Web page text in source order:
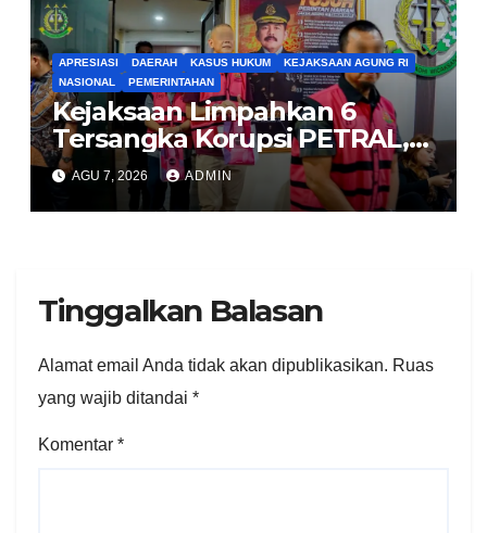
APRESIASI DAERAH KASUS HUKUM
KEJAKSAAN AGUNG RI
NASIONAL
PEMERINTAHAN
Kejaksaan Limpahkan 6
Tersangka Korupsi PETRAL,
PES dan ISC ke PN Tipikor
Jakarta Pusat
AGU 7, 2026 ADMIN
Tinggalkan Balasan
Alamat email Anda tidak akan dipublikasikan. Ruas
yang wajib ditandai *
Komentar *